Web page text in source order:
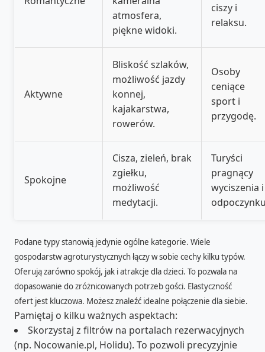
atmosfera,
piękne widoki.
ciszy i
relaksu.
Aktywne
Bliskość szlaków,
możliwość jazdy
konnej,
kajakarstwa,
rowerów.
Osoby
ceniące
sport i
przygodę.
Spokojne
Cisza, zieleń, brak
zgiełku,
możliwość
medytacji.
Turyści
pragnący
wyciszenia i
Podane typy stanowią jedynie ogólne kategorie. Wiele
gospodarstw agroturystycznych łączy w sobie cechy kilku typów.
Oferują zarówno spokój, jak i atrakcje dla dzieci. To pozwala na
dopasowanie do zróżnicowanych potrzeb gości. Elastyczność
ofert jest kluczowa. Możesz znaleźć idealne połączenie dla siebie.
Pamiętaj o kilku ważnych aspektach:
Skorzystaj z filtrów na portalach rezerwacyjnych
(np. Nocowanie.pl, Holidu). To pozwoli precyzyjnie